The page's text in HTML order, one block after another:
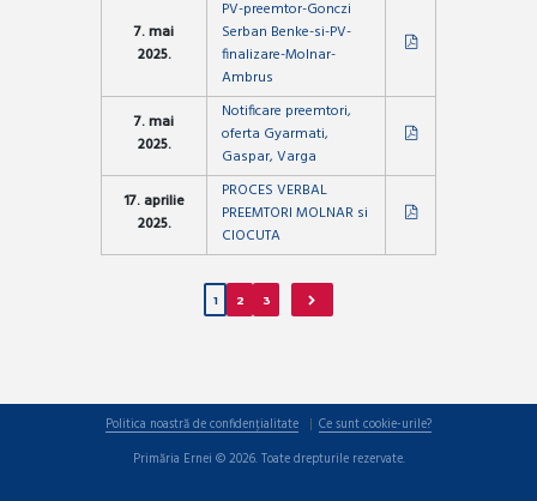
7. mai
2025.
PV-preemtor-Gonczi
Serban Benke-si-PV-
finalizare-Molnar-
Ambrus
7. mai
2025.
Notificare preemtori,
oferta Gyarmati,
Gaspar, Varga
17. aprilie
2025.
PROCES VERBAL
PREEMTORI MOLNAR si
CIOCUTA
1 2 3
Politica noastră de confidențialitate
Ce sunt cookie-urile?
Primăria Ernei © 2026. Toate drepturile rezervate.